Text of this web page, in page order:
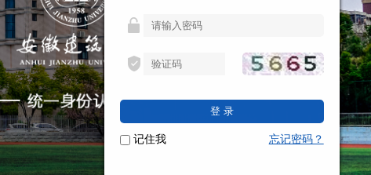
登 录
记住我 忘记密码？